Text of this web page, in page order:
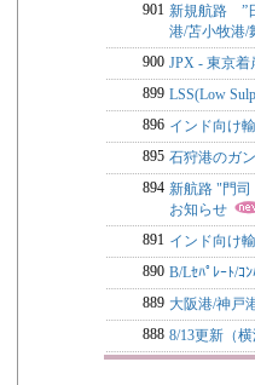
901 新規航路 ”
港/苫小牧港/
900 JPX - 東京
899 LSS(Low
896 インド向け
895 石狩港のガ
894 新航路 "門司
お知らせ
891 インド向け
890 B/Lｾﾊﾟﾚｰﾄ/ｺ
889 大阪港/神戸
888 8/13更新（